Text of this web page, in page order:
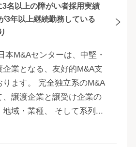
名以上の障がい者採用実績
3年以上継続勤務している
本M&Aセンターは、中堅・
企業となる、友好的M&A支
ります。 完全独立系のM&A
、譲渡企業と譲受け企業の
地域・業種、 そして系列...